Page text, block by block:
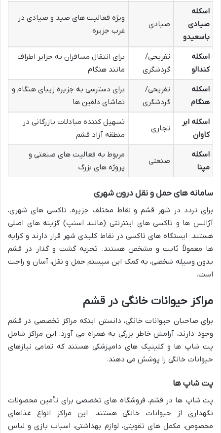
اسکله
صیادی
باسعیدو
صیادی
ویژه فعالیت های صید و صیادی در
غرب جزیره
اسکله
کندالو
تفریحی/
گردشگری
برای انتقال مسافران به جزایر اطراف
مانند هنگام
اسکله
هنگام
تفریحی/
گردشگری
برای دسترسی به جزیره زیبای هنگام و
تماشای دلفین ها
اسکله ابر
کاوان
تجاری
تسهیل کننده مبادلات بازرگانی در
منطقه آزاد قشم
اسکله
مپنا
صنعتی
مربوط به فعالیت های صنعتی و
پروژه های بزرگ
سامانه های حمل و نقل درون شهری
برای تردد در شهر قشم و نقاط مختلف جزیره، تاکسی های شهری،
آژانس ها و تاکسی های اینترنتی (مانند اسنپ) گزینه های اصلی
هستند. ایستگاه های تاکسی در نقاط کلیدی شهر قرار دارند و کرایه
ها معمولاً ثابت و مشخص هستند. تجربه گشت و گذار در قشم
بدون وسیله شخصی، به کمک این سیستم حمل و نقل، آسان و راحت
است.
مراکز حیوانات خانگی در قشم
برای صاحبان حیوانات خانگی، دانستن اینکه مراکز تخصصی در قشم
وجود دارند، آرامش خاطر بزرگی به همراه می آورد. این مراکز شامل
پت شاپ ها و کلینیک های دامپزشکی هستند که تمامی نیازهای
حیوانات خانگی را پوشش می دهند.
پت شاپ ها
پت شاپ ها در قشم، فروشگاه های تخصصی برای تأمین محصولات
نگهداری از حیوانات خانگی هستند. این مراکز انواع غذاهای
مخصوص، مکمل های تقویتی، لوازم بهداشتی، اسباب بازی و لباس